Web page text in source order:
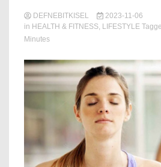
DEFNEBITKISEL
2023-11-06
in HEALTH & FITNESS, LIFESTYLE
Minutes